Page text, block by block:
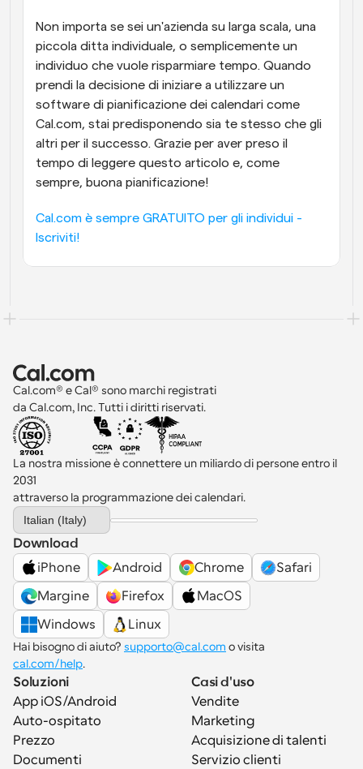
Non importa se sei un'azienda su larga scala, una
piccola ditta individuale, o semplicemente un
individuo che vuole risparmiare tempo. Quando
prendi la decisione di iniziare a utilizzare un
software di pianificazione dei calendari come
Cal.com, stai predisponendo sia te stesso che gli
altri per il successo. Grazie per aver preso il
tempo di leggere questo articolo e, come
sempre, buona pianificazione!
Cal.com è sempre GRATUITO per gli individui -
Iscriviti!
Cal.com® e Cal® sono marchi registrati
da Cal.com, Inc. Tutti i diritti riservati.
La nostra missione è connettere un miliardo di persone entro il
2031
attraverso la programmazione dei calendari.
Select Language
Italian (Italy)
Download
iPhone
Android Chrome
Safari
Margine
Firefox
MacOS
Windows
Linux
Hai bisogno di aiuto? supporto@cal.com
cal.com/help.
Soluzioni
App iOS/Android
Auto-ospitato
Prezzo
Documenti
Casi d'uso
Vendite
Marketing
Acquisizione di talenti
Servizio clienti